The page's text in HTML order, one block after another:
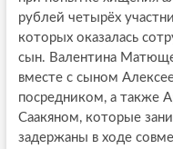
рублей четырёх
которых оказалась
сын. Валентина
вместе с сыном
посредником, а также
Саакяном, которые
задержаны в ходе